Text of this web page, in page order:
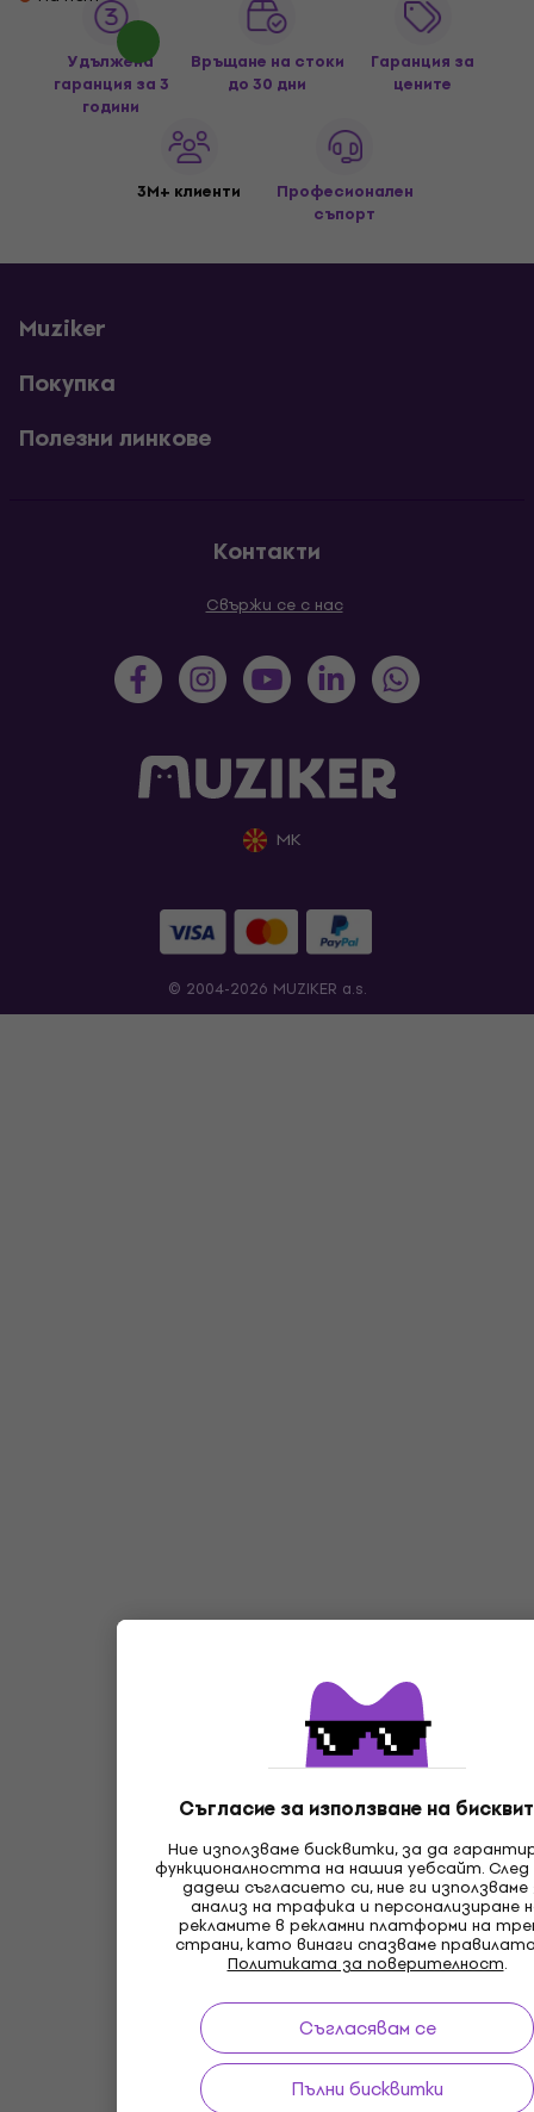
Съгласие за използване на
Ние използваме бисквитки, за да
функционалността на нашия уебсайт.
дадеш съгласието си, ние ги използваме
анализ на трафика и персонализиране
рекламите в рекламни платформи на
страни, като винаги спазваме
Политиката за поверителност.
Съгласявам се
Пълни бисквитки
Удължена
гаранция за 3
години
Връщане на стоки
до 30 дни
Гаранция за
цените
3M+ клиенти
Професионален
съпорт
Muziker
Покупка
Полезни линкове
Контакти
Свържи се с нас
MK
© 2004-2026 MUZIKER a.s.